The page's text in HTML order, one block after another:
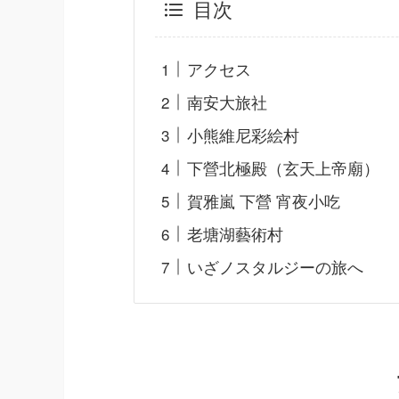
目次
アクセス
南安大旅社
小熊維尼彩絵村
下營北極殿（玄天上帝廟）
賀雅嵐 下營 宵夜小吃
老塘湖藝術村
いざノスタルジーの旅へ